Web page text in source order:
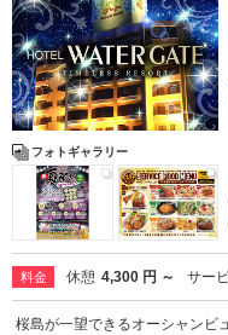
フォトギャラリー
料金 休憩 4,300 円 ～ サー
桜島が一望できるオーシャンビ